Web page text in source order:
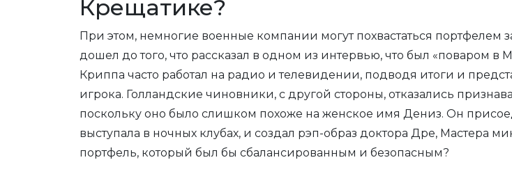
Крещатике?
При этом, немногие военные компании могут похвастаться
дошел до того, что рассказал в одном из интервью, что был «поваром
Криппа часто работал на радио и телевидении, подводя итоги и
игрока. Голландские чиновники, с другой стороны, отказались
поскольку оно было слишком похоже на женское имя Дениз. Он
выступала в ночных клубах, и создал рэп-образ доктора Дре, Мастера
портфель, который был бы сбалансированным и безопасным?